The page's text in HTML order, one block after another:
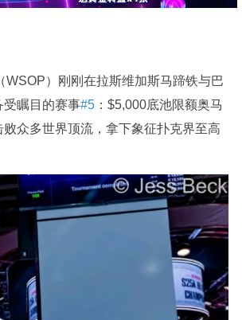
）刚刚在拉斯维加斯马蹄铁与巴
受瞩目的赛事#5 ：$5,000底池限额奥马
众多世界顶流，拿下象征扑克界至高